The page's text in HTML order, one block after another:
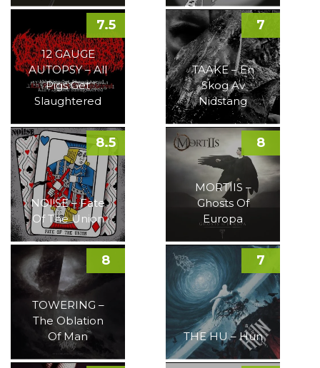
12 GAUGE
AUTOPSY – All
Pigs Get
Slaughtered
7.5
TAAKE – En
Skog Av
Nidstang
7
NOI!SE – Fate
Of The Union
8.5
MORTIIS –
Ghosts Of
Europa
8
TOWERING –
The Oblation
Of Man
8
THE HU – Hun
7